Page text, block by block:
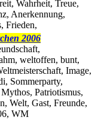
Wahrheit, Treue,
Anerkennung,
Frieden,
2006
weltoffen, bunt,
Image,
Sommerparty,
Patriotismus,
Welt, Gast, Freunde,
WM